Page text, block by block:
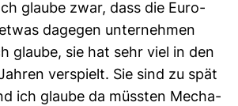
glaube zwar, dass die Euro­
dagegen unter­nehmen
glaube, sie hat sehr viel in den
ver­spielt. Sie sind zu spät
ich glaube da müssten Mecha­